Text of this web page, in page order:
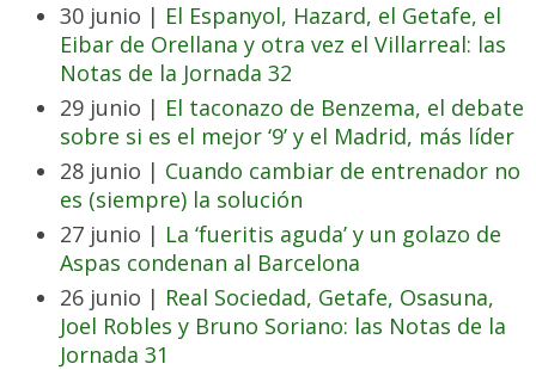
30 junio | El Espanyol, Hazard, el Getafe, el
Eibar de Orellana y otra vez el Villarreal: las
Notas de la Jornada 32
29 junio | El taconazo de Benzema, el debate
sobre si es el mejor ‘9’ y el Madrid, más líder
28 junio | Cuando cambiar de entrenador no
es (siempre) la solución
27 junio | La ‘fueritis aguda’ y un golazo de
Aspas condenan al Barcelona
26 junio | Real Sociedad, Getafe, Osasuna,
Joel Robles y Bruno Soriano: las Notas de la
Jornada 31